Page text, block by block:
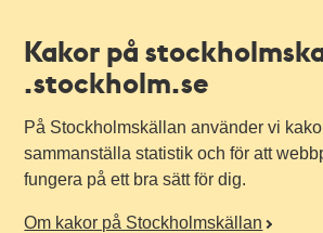
Kakor på
.stockholm.se
På Stockholmskällan använder vi
sammanställa statistik och för att
fungera på ett bra sätt för dig.
Om kakor på Stockholmskällan